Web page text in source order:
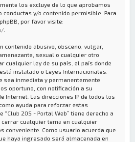
los excluye de lo que aprobamos
conductas y/o contenido permisible. Para
por favor visite:
contenido abusivo, obsceno, vulgar,
sexual o cualquier otro
cualquier ley de su país, el país donde
instalado o Leyes Internacionales.
sea inmediata y permanentemente
oportuno, con notificación a su
Internet. Las direcciones IP de todos los
ayuda para reforzar estas
“Club 205 - Portal Web” tiene derecho a
cerrar cualquier tema en cualquier
conveniente. Como usuario acuerda que
haya ingresado será almacenada en